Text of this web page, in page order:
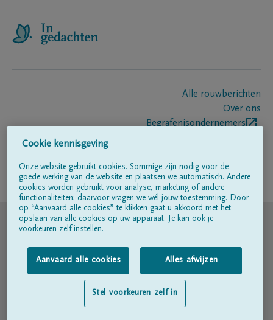
Alle rouwberichten
Over ons
Begrafenisondernemers
Volg ons op
© DELA
Gebruiksvoorwaarden
Privacyverklaring
Toegankelijkheidsverklaring
Cookie kennisgeving
Onze website gebruikt cookies. Sommige zijn nodig voor de
goede werking van de website en plaatsen we automatisch. Andere
cookies worden gebruikt voor analyse, marketing of andere
functionaliteiten; daarvoor vragen we wél jouw toestemming. Door
op “Aanvaard alle cookies” te klikken gaat u akkoord met het
opslaan van alle cookies op uw apparaat. Je kan ook je
voorkeuren zelf instellen.
Aanvaard alle cookies Alles afwijzen
Stel voorkeuren zelf in